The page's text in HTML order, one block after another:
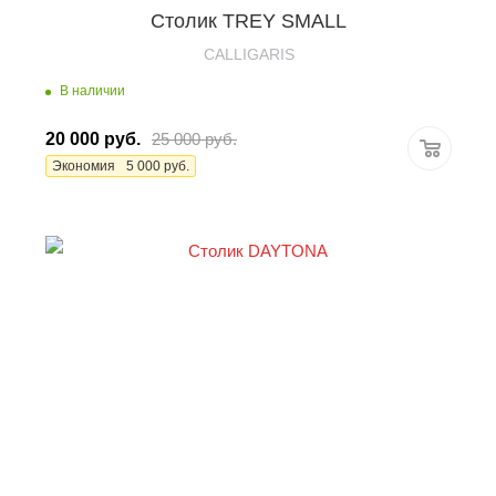
Столик TREY SMALL
CALLIGARIS
В наличии
20 000 руб. 25 000руб.
Экономия 5 000 руб.